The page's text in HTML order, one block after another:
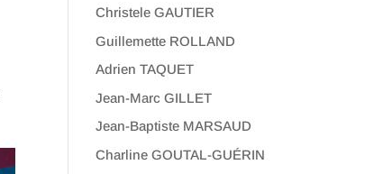
Christele GAUTIER
Guillemette ROLLAND
Adrien TAQUET
Jean-Marc GILLET
Jean-Baptiste MARSAUD
Charline GOUTAL-GUÉRIN